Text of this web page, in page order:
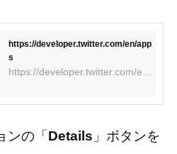
https://developer.twitter.com/en/app
s
ンの「Details 」ボタンを